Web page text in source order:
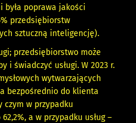
była poprawa jakości
przedsiębiorstw
sztuczną inteligencję).
przedsiębiorstwo może
i świadczyć usługi. W 2023 r.
wytwarzających
bezpośrednio do klienta
czym w przypadku
a w przypadku usług –